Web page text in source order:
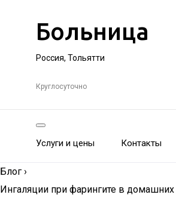
Больница
Россия, Тольятти
Круглосуточно
Услуги и цены Контакты
Блог ›
Ингаляции при фарингите в домашних